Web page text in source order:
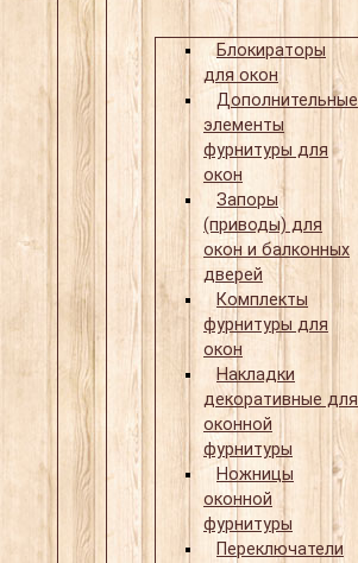
Блокираторы
для окон
Дополнительные
элементы
фурнитуры для
окон
Запоры
(приводы) для
окон и балконных
дверей
Комплекты
фурнитуры для
окон
Накладки
декоративные для
оконной
фурнитуры
Ножницы
оконной
фурнитуры
Переключатели